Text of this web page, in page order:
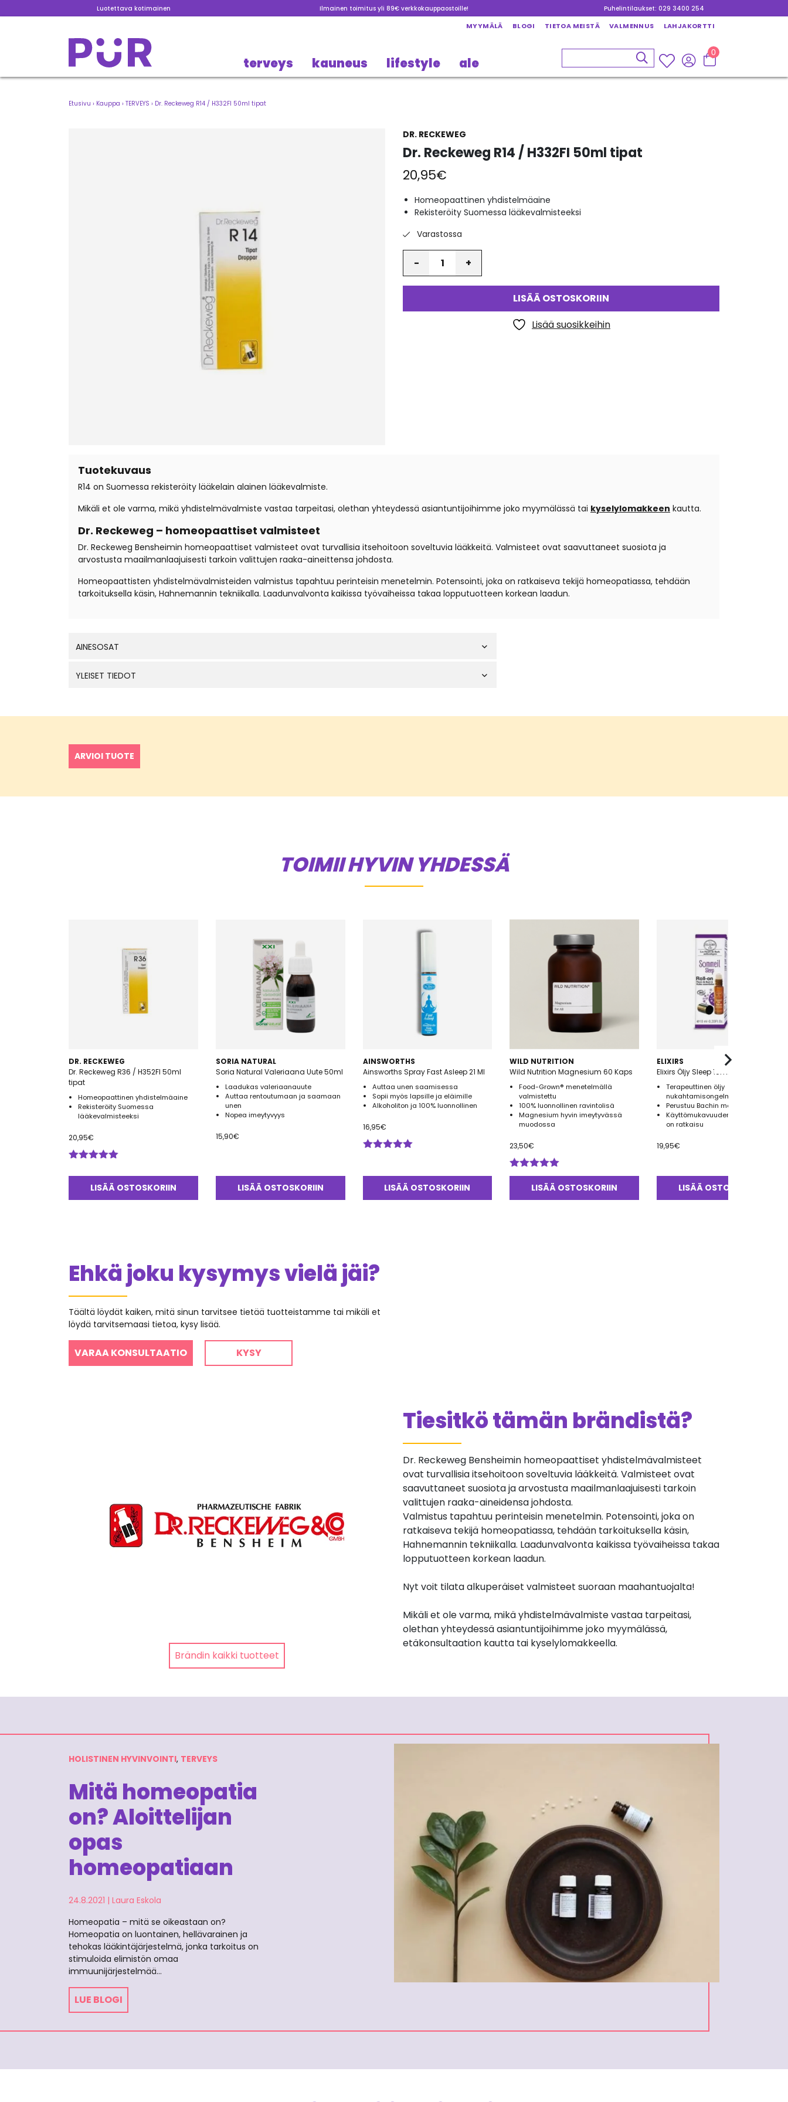
Luotettava kotimainen Ilmainen toimitus yli 89€ verkkokauppaostoille! Puhelintilaukset: 029 3400 254
MYYMÄLÄ BLOGI TIETOA MEISTÄ VALMENNUS LAHJAKORTTI
terveys kauneus lifestyle ale
0
Etusivu › Kauppa › TERVEYS › Dr. Reckeweg R14 / H332FI 50ml tipat
DR. RECKEWEG
Dr. Reckeweg R14 / H332FI 50ml tipat
20,95€
Homeopaattinen yhdistelmäaine
Rekisteröity Suomessa lääkevalmisteeksi
Varastossa
LISÄÄ OSTOSKORIIN
Lisää suosikkeihin
Tuotekuvaus
R14 on Suomessa rekisteröity lääkelain alainen lääkevalmiste.
Mikäli et ole varma, mikä yhdistelmävalmiste vastaa tarpeitasi, olethan yhteydessä asiantuntijoihimme joko myymälässä tai kyselylomakkeen kautta.
Dr. Reckeweg – homeopaattiset valmisteet
Dr. Reckeweg Bensheimin homeopaattiset valmisteet ovat turvallisia itsehoitoon soveltuvia lääkkeitä. Valmisteet ovat saavuttaneet suosiota ja
arvostusta maailmanlaajuisesti tarkoin valittujen raaka-aineittensa johdosta.
Homeopaattisten yhdistelmävalmisteiden valmistus tapahtuu perinteisin menetelmin. Potensointi, joka on ratkaiseva tekijä homeopatiassa, tehdään
tarkoituksella käsin, Hahnemannin tekniikalla. Laadunvalvonta kaikissa työvaiheissa takaa lopputuotteen korkean laadun.
AINESOSAT
YLEISET TIEDOT
ARVIOI TUOTE
TOIMII HYVIN YHDESSÄ
DR. RECKEWEG
Dr. Reckeweg R36 / H352FI 50ml
tipat
Homeopaattinen yhdistelmäaine
Rekisteröity Suomessa
lääkevalmisteeksi
20,95€
tuotteesta:
/ 5
LISÄÄ OSTOSKORIIN
SORIA NATURAL
Soria Natural Valeriaana Uute 50ml
Laadukas valeriaanauute
Auttaa rentoutumaan ja saamaan
unen
Nopea imeytyvyys
15,90€
LISÄÄ OSTOSKORIIN
AINSWORTHS
Ainsworths Spray Fast Asleep 21 Ml
Auttaa unen saamisessa
Sopii myös lapsille ja eläimille
Alkoholiton ja 100% luonnollinen
16,95€
5.00/ 5
LISÄÄ OSTOSKORIIN
WILD NUTRITION
Wild Nutrition Magnesium 60 Kaps
Food-Grown® menetelmällä
valmistettu
100% luonnollinen ravintolisä
Magnesium hyvin imeytyvässä
muodossa
23,50€
Arvostelu
tuotteesta:
LISÄÄ OSTOSKORIIN
ELIXIRS
Elixirs Öljy Sleep 10ml
Terapeuttinen öljy
nukahtamisongelmiin
Perustuu Bachin metodiin
Käyttömukavuuden varmistaa roll-
on ratkaisu
19,95€
LISÄÄ OSTOSKORIIN
Ehkä joku kysymys vielä jäi?
Täältä löydät kaiken, mitä sinun tarvitsee tietää tuotteistamme tai mikäli et
löydä tarvitsemaasi tietoa, kysy lisää.
VARAA KONSULTAATIO KYSY
Brändin kaikki tuotteet
Tiesitkö tämän brändistä?
Dr. Reckeweg Bensheimin homeopaattiset yhdistelmävalmisteet
ovat turvallisia itsehoitoon soveltuvia lääkkeitä. Valmisteet ovat
saavuttaneet suosiota ja arvostusta maailmanlaajuisesti tarkoin
valittujen raaka-aineidensa johdosta.
Valmistus tapahtuu perinteisin menetelmin. Potensointi, joka on
ratkaiseva tekijä homeopatiassa, tehdään tarkoituksella käsin,
Hahnemannin tekniikalla. Laadunvalvonta kaikissa työvaiheissa takaa
lopputuotteen korkean laadun.
Nyt voit tilata alkuperäiset valmisteet suoraan maahantuojalta!
Mikäli et ole varma, mikä yhdistelmävalmiste vastaa tarpeitasi,
olethan yhteydessä asiantuntijoihimme joko myymälässä,
etäkonsultaation kautta tai kyselylomakkeella.
HOLISTINEN HYVINVOINTI, TERVEYS
Mitä homeopatia
on? Aloittelijan
opas
homeopatiaan
24.8.2021 | Laura Eskola
Homeopatia – mitä se oikeastaan on?
Homeopatia on luontainen, hellävarainen ja
tehokas lääkintäjärjestelmä, jonka tarkoitus on
stimuloida elimistön omaa
immuunijärjestelmää…
LUE BLOGI